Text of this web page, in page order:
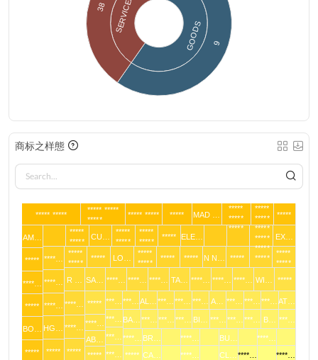
GOODS 9
SERVICES
38
商标之样態
***** *****
***** *****
*****
***** ***** ***** MAD …
*****
*****
*****
*****
*****
*****
*****
*****
*****
*****
AM…
*****
****…
*****
BO…
*****
*****
*****
CU…
*****
*****
*****
*****
***** ELE… EX…
****…
****…
****…
HG…
*****
*****
*****
***** LO…
*****
*****
***** ***** N N… *****
*****
*****
R …
****…
****…
*****
SA… ****… ****… ****… TA… ****… ****… ****… WI… *****
*****
****…
AB…
*****
***… ***… AL… ***… ***… ***… A… ***… ***… ***… AT…
***…
***…
***…
BA… ***… ***… ***… BI… ***… ***… ***… B… ***…
****…
*****
BR… ****… BU…
****…
CA…
****… CL… ****… ****…